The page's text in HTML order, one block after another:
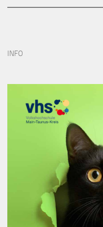
INFO